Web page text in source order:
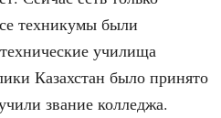
техникумы были
училища
Казахстан было принято
звание колледжа.